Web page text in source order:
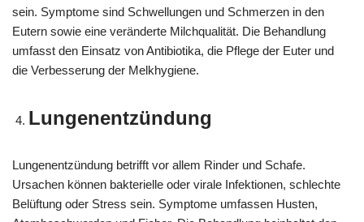
sein. Symptome sind Schwellungen und Schmerzen in den
Eutern sowie eine veränderte Milchqualität. Die Behandlung
umfasst den Einsatz von Antibiotika, die Pflege der Euter und
die Verbesserung der Melkhygiene.
Lungenentzündung
Lungenentzündung betrifft vor allem Rinder und Schafe.
Ursachen können bakterielle oder virale Infektionen, schlechte
Belüftung oder Stress sein. Symptome umfassen Husten,